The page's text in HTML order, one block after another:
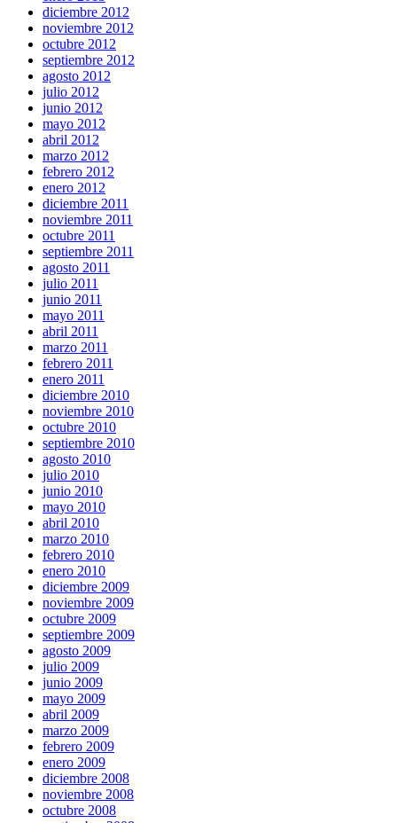
diciembre 2012
noviembre 2012
octubre 2012
septiembre 2012
agosto 2012
julio 2012
junio 2012
mayo 2012
abril 2012
marzo 2012
febrero 2012
enero 2012
diciembre 2011
noviembre 2011
octubre 2011
septiembre 2011
agosto 2011
julio 2011
junio 2011
mayo 2011
abril 2011
marzo 2011
febrero 2011
enero 2011
diciembre 2010
noviembre 2010
octubre 2010
septiembre 2010
agosto 2010
julio 2010
junio 2010
mayo 2010
abril 2010
marzo 2010
febrero 2010
enero 2010
diciembre 2009
noviembre 2009
octubre 2009
septiembre 2009
agosto 2009
julio 2009
junio 2009
mayo 2009
abril 2009
marzo 2009
febrero 2009
enero 2009
diciembre 2008
noviembre 2008
octubre 2008